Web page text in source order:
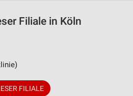
Filiale in Köln
FILIALE